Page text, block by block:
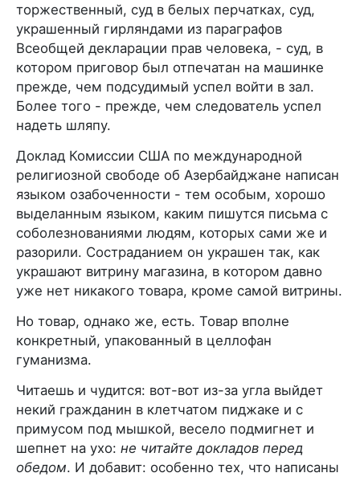
торжественный, суд в белых перчатках, суд,
украшенный гирляндами из параграфов
Всеобщей декларации прав человека, - суд, в
котором приговор был отпечатан на машинке
прежде, чем подсудимый успел войти в зал.
Более того - прежде, чем следователь успел
надеть шляпу.
Доклад Комиссии США по международной
религиозной свободе об Азербайджане написан
языком озабоченности - тем особым, хорошо
выделанным языком, каким пишутся письма с
соболезнованиями людям, которых сами же и
разорили. Состраданием он украшен так, как
украшают витрину магазина, в котором давно
уже нет никакого товара, кроме самой витрины.
Но товар, однако же, есть. Товар вполне
конкретный, упакованный в целлофан
гуманизма.
Читаешь и чудится: вот-вот из-за угла выйдет
некий гражданин в клетчатом пиджаке и с
примусом под мышкой, весело подмигнет и
шепнет на ухо: не читайте докладов перед
обедом. И добавит: особенно тех, что написаны